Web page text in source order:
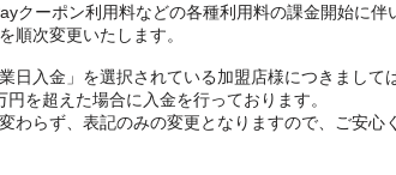
クーポン利用料などの各種利用料の課金開始に伴
順次変更いたします。
日入金」を選択されている加盟店様につきまして
を超えた場合に入金を行っております。
わらず、表記のみの変更となりますので、ご安心